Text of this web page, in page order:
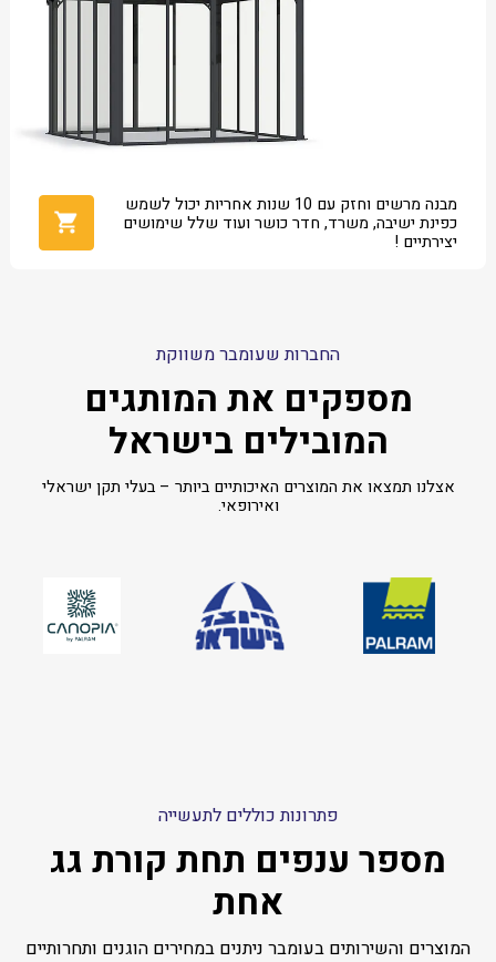
מבנה מרשים וחזק עם 10 שנות אחריות יכול לשמש
כפינת ישיבה, משרד, חדר כושר ועוד שלל שימושים
יצירתיים !
החברות שעומבר משווקת
מספקים את המותגים
המובילים בישראל
אצלנו תמצאו את המוצרים האיכותיים ביותר – בעלי תקן ישראלי
ואירופאי.
פתרונות כוללים לתעשייה
מספר ענפים תחת קורת גג
אחת
המוצרים והשירותים בעומבר ניתנים במחירים הוגנים ותחרותיים